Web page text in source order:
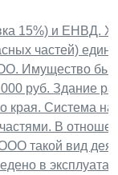
15%) и ЕНВД.
частей)
Имущество
000 руб. Здание
края. Система
В
такой вид
в